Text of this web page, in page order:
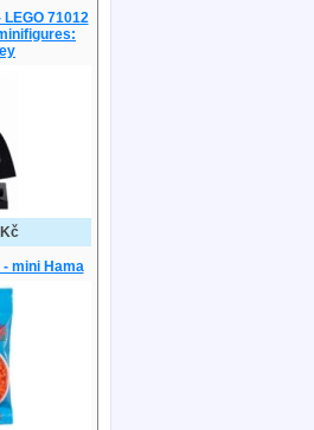
71012
mini Hama